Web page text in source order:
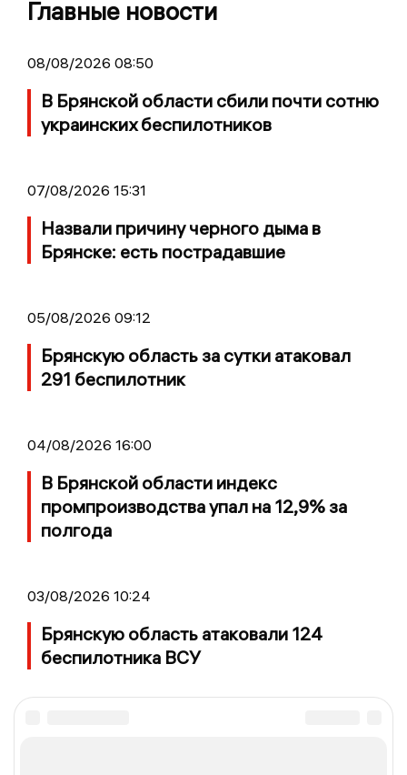
Главные новости
08/08/2026 08:50
В Брянской области сбили почти сотню
украинских беспилотников
07/08/2026 15:31
Назвали причину черного дыма в
Брянске: есть пострадавшие
05/08/2026 09:12
Брянскую область за сутки атаковал
291 беспилотник
04/08/2026 16:00
В Брянской области индекс
промпроизводства упал на 12,9% за
полгода
03/08/2026 10:24
Брянскую область атаковали 124
беспилотника ВСУ